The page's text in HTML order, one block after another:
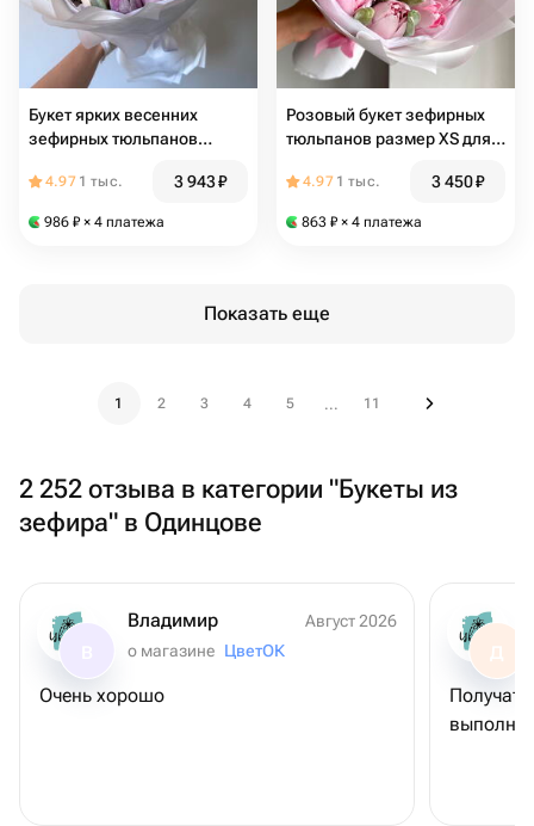
Букет ярких весенних
зефирных тюльпанов
мамы, подруги, коллеги
4.97 1 тыс. 3 943₽
986 ₽ × 4 платежа
Розовый букет зефирных
тюльпанов размер XS для
сестры, девушки
4.97 1 тыс. 3 450₽
863 ₽ × 4 платежа
Показать еще
1 2 3 4 5 ... 11
2 252 отзыва в категории "Букеты из
зефира" в Одинцове
Владимир
Август 2026
о магазине ЦветОК
Очень хорошо
Д